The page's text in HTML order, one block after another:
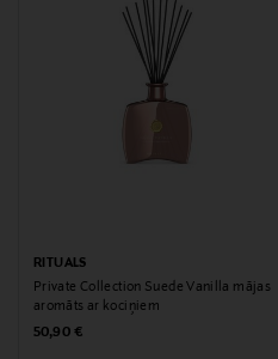
Loreal Finland Oy
neuvonta@loreal.com
RITUALS
Private Collection Suede Vanilla mājas
aromāts ar kociņiem
Original Price
50,90 €